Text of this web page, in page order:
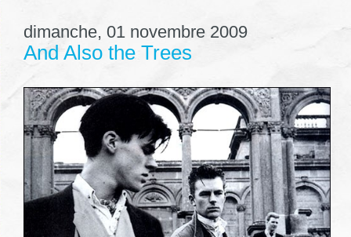
dimanche, 01 novembre 2009
And Also the Trees